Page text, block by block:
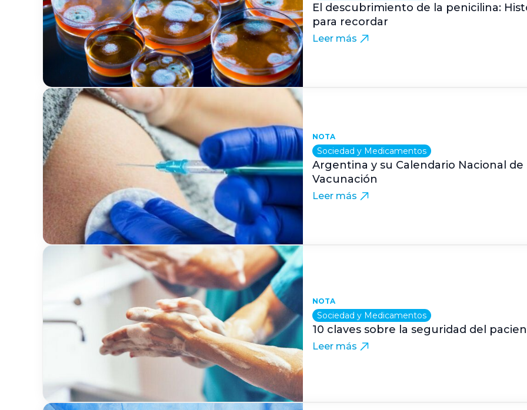
El descubrimiento de la penicilina:
para recordar
Leer más
NOTA
Sociedad y Medicamentos
Argentina y su Calendario Nacional de
Vacunación
Leer más
NOTA
Sociedad y Medicamentos
10 claves sobre la seguridad del
Leer más